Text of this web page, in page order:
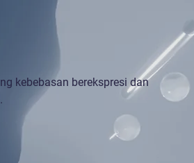
kebebasan berekspresi dan